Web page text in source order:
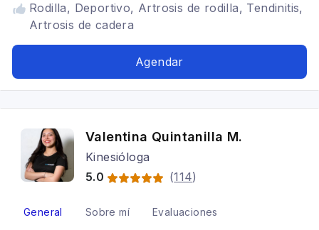
Rodilla, Deportivo, Artrosis de rodilla, Tendinitis,
Artrosis de cadera
Agendar
Valentina Quintanilla M.
Kinesióloga
5.0
(114)
General Sobre mí Evaluaciones